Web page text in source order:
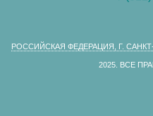
РОССИЙСКАЯ ФЕДЕРАЦИЯ, Г. САНКТ-
2025. ВСЕ